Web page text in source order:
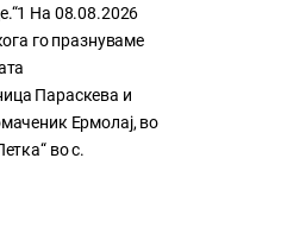
На 08.08.2026
го празнуваме
Параскева и
Ермолај, во
во с.